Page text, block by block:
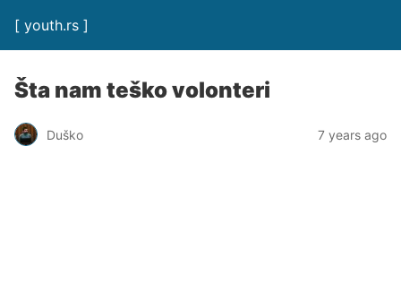
[ youth.rs ]
Šta nam teško volonteri
Duško 7 years ago